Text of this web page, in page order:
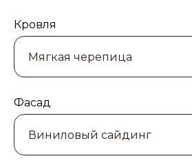
Кровля
Фасад